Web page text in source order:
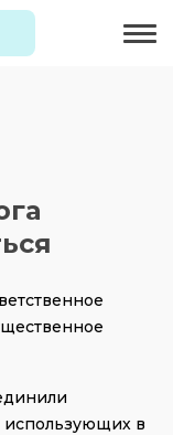
использующих в